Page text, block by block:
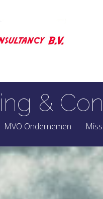
&
MVO Ondernemen